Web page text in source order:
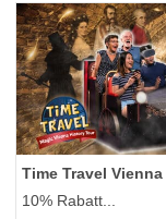
Time Travel Vienna
10% Rabatt...